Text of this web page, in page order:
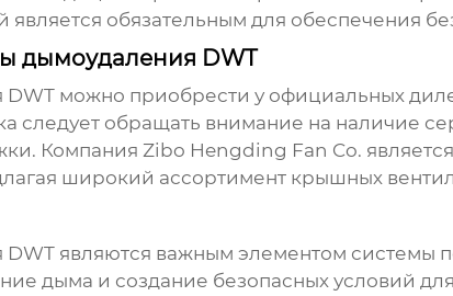
обязательным для обеспечения
дымоудаления DWT
DWTможно приобрести у официальных
обращать внимание на наличие
Компания Zibo Hengding Fan Co.
широкий ассортимент крышных
DWTявляются важным элементом системы
дыма и создание безопасных условий